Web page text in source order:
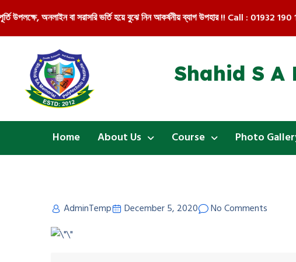
উপলক্ষে, অনলাইন বা সরাসরি ভর্তি হয়ে বুঝে নিন আকর্ষনীয় ব্যাগ উপহার !! Call : 01932 190
Shahid S
Home About Us Course Photo
AdminTemp December 5, 2020 No Comments